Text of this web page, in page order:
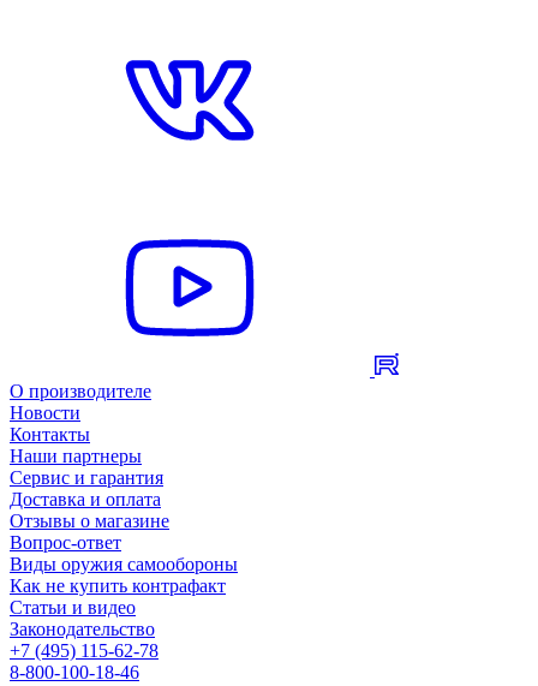
О производителе
Новости
Контакты
Наши партнеры
Сервис и гарантия
Доставка и оплата
Отзывы о магазине
Вопрос-ответ
Виды оружия самообороны
Как не купить контрафакт
Статьи и видео
Законодательство
+7 (495) 115-62-78
8-800-100-18-46